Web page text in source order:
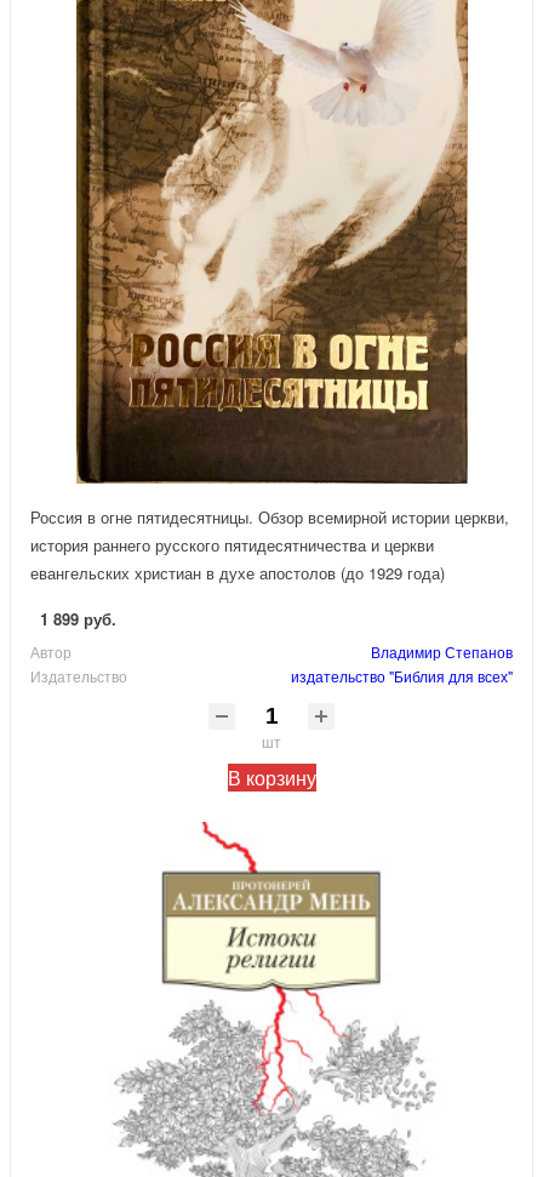
Россия в огне пятидесятницы. Обзор всемирной истории церкви,
история раннего русского пятидесятничества и церкви
евангельских христиан в духе апостолов (до 1929 года)
1 899 руб.
Автор
Владимир Степанов
Издательство
издательство "Библия для всех"
шт
В корзину